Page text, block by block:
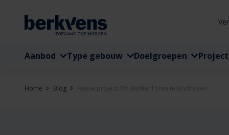
Aanbod Type gebouw Doelgroepen
Home Blog Nieuw project: De BunkerToren te Eindhoven